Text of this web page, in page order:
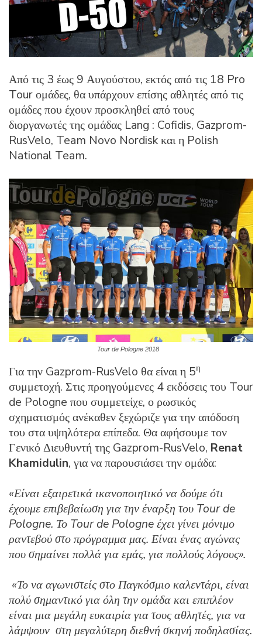
Από τις 3 έως 9 Αυγούστου, εκτός από τις 18 Pro
Tour ομάδες, θα υπάρχουν επίσης αθλητές από τις
ομάδες που έχουν προσκληθεί από τους
διοργανωτές της ομάδας Lang : Cofidis, Gazprom-
RusVelo, Team Novo Nordisk και η Polish
National Team.
Tour de Pologne 2018
Για την Gazprom-RusVelo θα είναι η 5η
συμμετοχή. Στις προηγούμενες 4 εκδόσεις του Tour
de Pologne που συμμετείχε, ο ρωσικός
σχηματισμός ανέκαθεν ξεχώριζε για την απόδοση
του στα υψηλότερα επίπεδα. Θα αφήσουμε τον
Γενικό Διευθυντή της Gazprom-RusVelo, Renat
Khamidulin, για να παρουσιάσει την ομάδα:
«Είναι εξαιρετικά ικανοποιητικό να δούμε ότι
έχουμε επιβεβαίωση για την έναρξη του Tour de
Pologne. Το Tour de Pologne έχει γίνει μόνιμο
ραντεβού στο πρόγραμμα μας. Είναι ένας αγώνας
που σημαίνει πολλά για εμάς, για πολλούς λόγους».
«Το να αγωνιστείς στο Παγκόσμιο καλεντάρι, είναι
πολύ σημαντικό για όλη την ομάδα και επιπλέον
είναι μια μεγάλη ευκαιρία για τους αθλητές, για να
λάμψουν στη μεγαλύτερη διεθνή σκηνή ποδηλασίας.